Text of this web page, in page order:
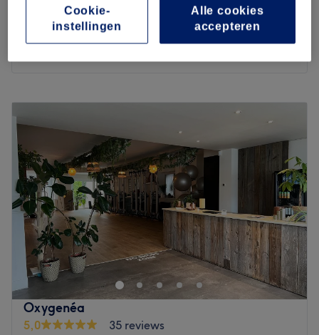
Soin active duo
40 min
09:00
Woensdag
Gesloten
09:00–18:30
Vrijdag
09:00
18:30
Zaterdag
14:00
Zondag
Gesloten
RD Beauté Waterloo est un institut de beauté situé au 8
Clos des Rocailles, dans la ville de Waterloo. Profitez d'un
moment rien qu'à vous grâce à des soins sur mesure
effectués avec professionnalisme. Que ce soit pour une
pause bien-être rapide ou une journée de cocooning, le
salon met l'accent sur les soins et garantit une expérience
mémorable. C'est l'endroit idéal pour prendre soin de
Oxygenéa
5,0
35 reviews
Alle cookies
accepteren
Cookie-
instellingen